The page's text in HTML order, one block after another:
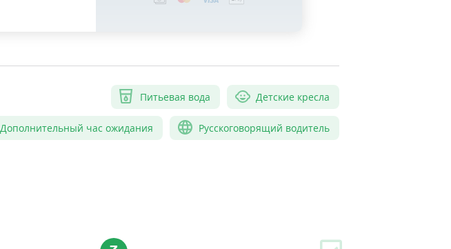
Питьевая вода Детские кресла
Дополнительный час ожидания Русскоговорящий водитель